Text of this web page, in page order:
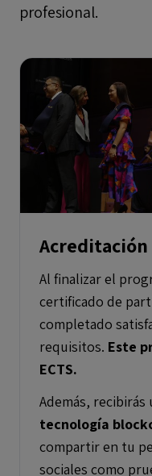
profesional.
Acreditación
Al finalizar el
certificado de
completado
requisitos. Este
ECTS.
Además, recibirás
tecnología
compartir en tu
sociales como